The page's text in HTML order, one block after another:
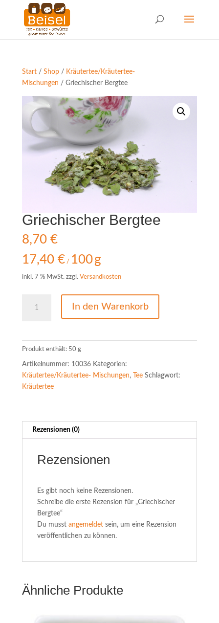
Start/ Shop/ Kräutertee/Kräutertee-
Mischungen / Griechischer Bergtee
Griechischer Bergtee
8,70 €
17,40 €/ 100g
inkl. 7 % MwSt. zzgl. Versandkosten
Bergtee
In den Warenkorb
Produkt enthält: 50 g
Artikelnummer: 10036 Kategorien:
Kräutertee/Kräutertee- Mischungen, Tee Schlagwort:
Kräutertee
Rezensionen (0)
Rezensionen
Es gibt noch keine Rezensionen.
Schreibe die erste Rezension für „Griechischer
Bergtee“
Du musst angemeldetsein, um eine Rezension
veröffentlichen zu können.
Ähnliche Produkte